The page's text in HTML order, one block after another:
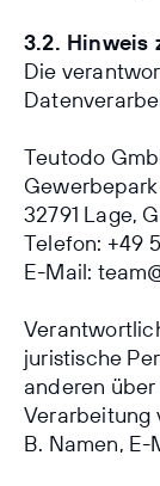
3.2. Hinweis
Die
Teutodo
Gewerbepark
32791 Lage,
Telefon: +49
E-Mail:
juristische
anderen
Verarbeitung
B. Namen,